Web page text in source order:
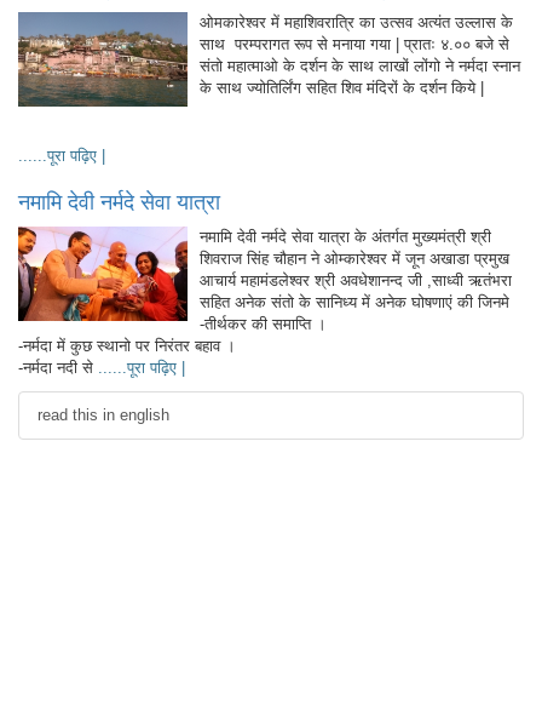
ओमकारेश्वर में महाशिवरात्रि का उत्सव अत्यंत उल्लास के
साथ परम्परागत रूप से मनाया गया | प्रातः ४.०० बजे से
संतो महात्माओ के दर्शन के साथ लाखों लोंगो ने नर्मदा स्नान
के साथ ज्योतिर्लिंग सहित शिव मंदिरों के दर्शन किये |
......पूरा पढ़िए |
नमामि देवी नर्मदे सेवा यात्रा
नमामि देवी नर्मदे सेवा यात्रा के अंतर्गत मुख्यमंत्री श्री
शिवराज सिंह चौहान ने ओम्कारेश्वर में जून अखाडा प्रमुख
आचार्य महामंडलेश्वर श्री अवधेशानन्द जी ,साध्वी ऋतंभरा
सहित अनेक संतो के सानिध्य में अनेक घोषणाएं की जिनमे
-तीर्थकर की समाप्ति ।
-नर्मदा में कुछ स्थानो पर निरंतर बहाव ।
-नर्मदा नदी से
......पूरा पढ़िए |
read this in english